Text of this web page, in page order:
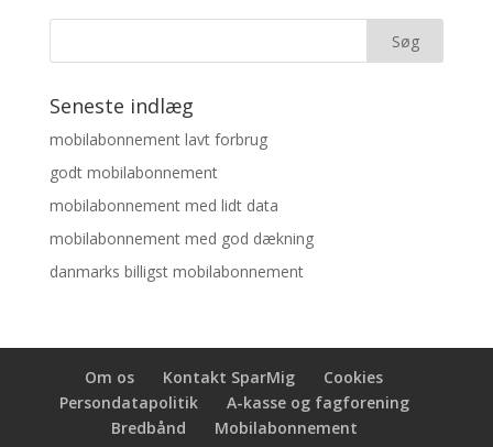
Seneste indlæg
mobilabonnement lavt forbrug
godt mobilabonnement
mobilabonnement med lidt data
mobilabonnement med god dækning
danmarks billigst mobilabonnement
Om os Kontakt SparMig
Cookies
Persondatapolitik
A-kasse og fagforening
Bredbånd
Mobilabonnement